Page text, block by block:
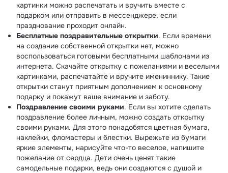
картинки можно распечатать и вручить вместе с
подарком или отправить в мессенджере, если
празднование проходит онлайн.
Бесплатные поздравительные открытки. Если времени
на создание собственной открытки нет, можно
воспользоваться готовыми бесплатными шаблонами из
интернета. Скачайте открытку с пожеланиями и веселыми
картинками, распечатайте и вручите имениннику. Такие
открытки станут приятным дополнением к основному
подарку и покажут ваше внимание и заботу.
Поздравление своими руками. Если вы хотите сделать
поздравление более личным, можно создать открытку
своими руками. Для этого понадобятся цветная бумага,
наклейки, фломастеры и блестки. Вырежьте из бумаги
яркие элементы, нарисуйте что-то веселое, напишите
пожелание от сердца. Дети очень ценят такие
самодельные подарки, ведь они создаются с душой и